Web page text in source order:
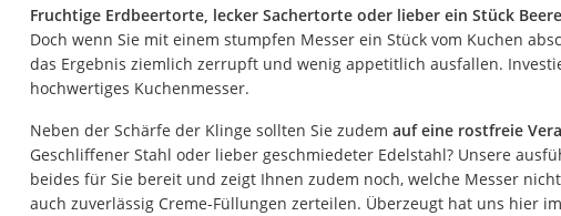
Spülmaschinentabs
Akku-Staubsauger
AEG-Waschmaschine
Saug-Wisch-Roboter
Handstaubsauger
Fruchtige Erdbeertorte, lecker Sachertorte oder lieber ein Stück
Doch wenn Sie mit einem stumpfen Messer ein Stück vom Kuchen
das Ergebnis ziemlich zerrupft und wenig appetitlich ausfallen.
hochwertiges Kuchenmesser.
Neben der Schärfe der Klinge sollten Sie zudem auf eine rostfreie
Geschliffener Stahl oder lieber geschmiedeter Edelstahl? Unsere
beides für Sie bereit und zeigt Ihnen zudem noch, welche Messer
auch zuverlässig Creme-Füllungen zerteilen. Überzeugt hat uns hier